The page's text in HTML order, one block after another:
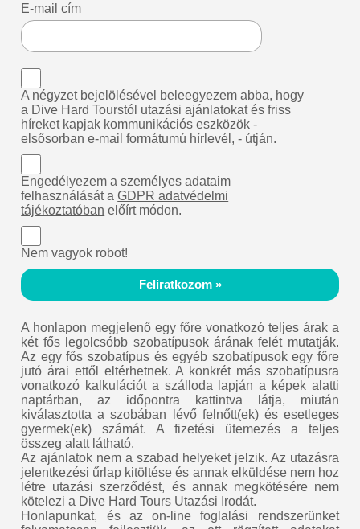
E-mail cím
A négyzet bejelölésével beleegyezem abba, hogy
a Dive Hard Tourstól utazási ajánlatokat és friss
híreket kapjak kommunikációs eszközök -
elsősorban e-mail formátumú hírlevél, - útján.
Engedélyezem a személyes adataim
felhasználását aGDPR adatvédelmi
tájékoztatóban előírt módon.
Nem vagyok robot!
Feliratkozom »
A honlapon megjelenő egy főre vonatkozó teljes árak a
két fős legolcsóbb szobatípusok árának felét mutatják.
Az egy fős szobatípus és egyéb szobatípusok egy főre
jutó árai ettől eltérhetnek. A konkrét más szobatípusra
vonatkozó kalkulációt a szálloda lapján a képek alatti
naptárban, az időpontra kattintva látja, miután
kiválasztotta a szobában lévő felnőtt(ek) és esetleges
gyermek(ek) számát. A fizetési ütemezés a teljes
összeg alatt látható.
Az ajánlatok nem a szabad helyeket jelzik. Az utazásra
jelentkezési űrlap kitöltése és annak elküldése nem hoz
létre utazási szerződést, és annak megkötésére nem
kötelezi a Dive Hard Tours Utazási Irodát.
Honlapunkat, és az on-line foglalási rendszerünket